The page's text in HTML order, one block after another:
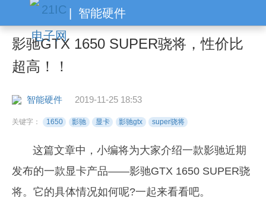
智能硬件
影驰GTX 1650 SUPER骁将，性价比
超高！！
智能硬件 2019-11-25 18:53
关键字： 1650 影驰 显卡 影驰gtx super骁将
这篇文章中，小编将为大家介绍一款影驰近期
发布的一款显卡产品——影驰GTX 1650 SUPER骁
将。它的具体情况如何呢?一起来看看吧。